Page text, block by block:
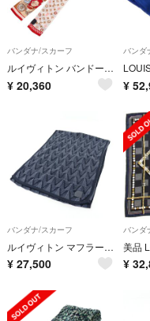
バンダナ/スカーフ
ルイヴィトン バンドー・スピーディー・ヴィヴィエンヌ M79674 シルク総柄スカーフ メンズ
¥ 20,360
バンダ
¥
バンダナ/スカーフ
ルイヴィトン マフラー エシャルプ・ガストン V グレー コットン85%/カシミヤ15% M70044【中古】
¥ 27,500
バンダ
¥